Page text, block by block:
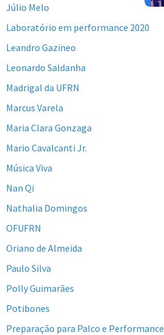
Júlio Melo
Laboratório em performance 2020
Leandro Gazineo
Leonardo Saldanha
Madrigal da UFRN
Marcus Varela
Maria Clara Gonzaga
Mario Cavalcanti Jr.
Música Viva
Nan Qi
Nathalia Domingos
OFUFRN
Oriano de Almeida
Paulo Silva
Polly Guimarães
Potibones
Preparação para Palco e Performance